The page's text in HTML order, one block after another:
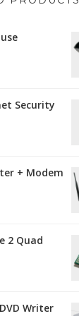
Security
+ Modem
2 Quad
Writer